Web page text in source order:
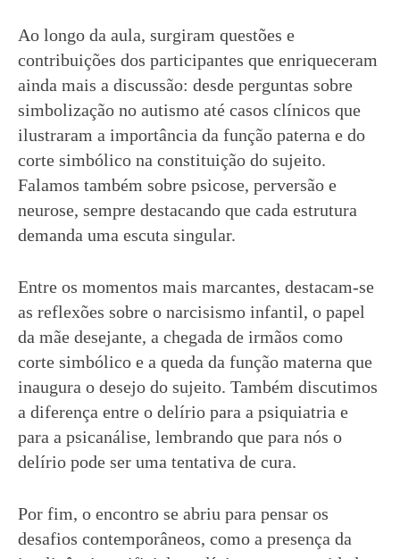
Ao longo da aula, surgiram questões e
contribuições dos participantes que enriqueceram
ainda mais a discussão: desde perguntas sobre
simbolização no autismo até casos clínicos que
ilustraram a importância da função paterna e do
corte simbólico na constituição do sujeito.
Falamos também sobre psicose, perversão e
neurose, sempre destacando que cada estrutura
demanda uma escuta singular.
Entre os momentos mais marcantes, destacam-se
as reflexões sobre o narcisismo infantil, o papel
da mãe desejante, a chegada de irmãos como
corte simbólico e a queda da função materna que
inaugura o desejo do sujeito. Também discutimos
a diferença entre o delírio para a psiquiatria e
para a psicanálise, lembrando que para nós o
delírio pode ser uma tentativa de cura.
Por fim, o encontro se abriu para pensar os
desafios contemporâneos, como a presença da